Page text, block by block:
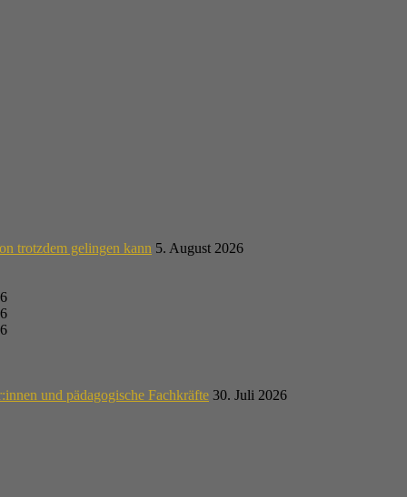
trotzdem gelingen kann 5. August 2026
und pädagogische Fachkräfte 30. Juli 2026